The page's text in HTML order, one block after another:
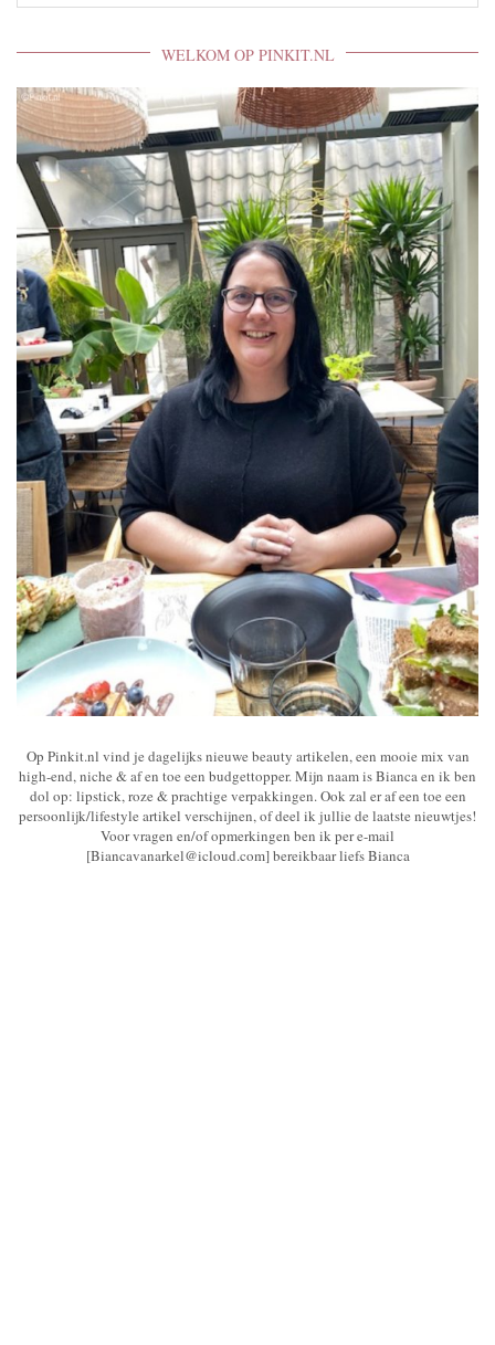
WELKOM OP PINKIT.NL
Op Pinkit.nl vind je dagelijks nieuwe beauty artikelen, een mooie mix van
high-end, niche & af en toe een budgettopper. Mijn naam is Bianca en ik ben
dol op: lipstick, roze & prachtige verpakkingen. Ook zal er af een toe een
persoonlijk/lifestyle artikel verschijnen, of deel ik jullie de laatste nieuwtjes!
Voor vragen en/of opmerkingen ben ik per e-mail
[Biancavanarkel@icloud.com] bereikbaar liefs Bianca